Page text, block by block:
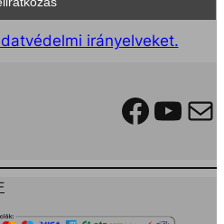
irányelveket.
Facebook YouTube Mail